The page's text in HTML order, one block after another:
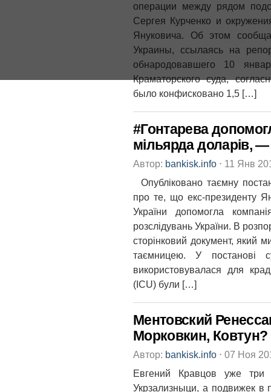
операции между рядом
Сергея Курченко и
Януковича. Об этом
Украины, ссылаясь на
обнародовавшего 10
Краматорского суда,
было конфисковано 1,5 […]
#Гонтарева
мільярда доларів,
Автор: bankisk.info ⋅ 11 Янв
Опубліковано таємну
про те, що екс-президенту
України допомогла
розслідувань України. В
сторінковий документ, який
таємницею. У постанові
використовувалася для
(ICU) були […]
Ментовский
Морковкин, Ковтун?
Автор: bankisk.info ⋅ 07 Ноя
Евгений Кравцов уже три
Укрзализныци, а подвижек в